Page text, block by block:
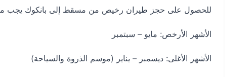
للحصول على حجز طيران رخيص من مسقط إلى بانكوك يجب
الأشهر الأرخص: مايو – سبتمبر
الأشهر الأغلى: ديسمبر – يناير (موسم الذروة والسياحة)